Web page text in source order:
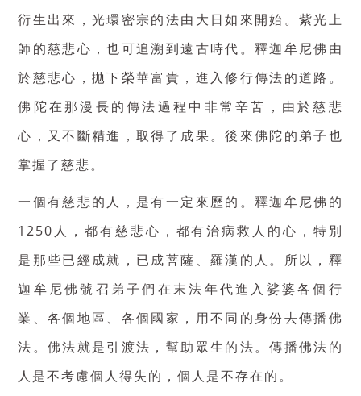
衍生出來，光環密宗的法由大日如來開始。紫光上
師的慈悲心，也可追溯到遠古時代。釋迦牟尼佛由
於慈悲心，拋下榮華富貴，進入修行傳法的道路。
佛陀在那漫長的傳法過程中非常辛苦，由於慈悲
心，又不斷精進，取得了成果。後來佛陀的弟子也
掌握了慈悲。
一個有慈悲的人，是有一定來歷的。釋迦牟尼佛的
1250人，都有慈悲心，都有治病救人的心，特別
是那些已經成就，已成菩薩、羅漢的人。所以，釋
迦牟尼佛號召弟子們在末法年代進入娑婆各個行
業、各個地區、各個國家，用不同的身份去傳播佛
法。佛法就是引渡法，幫助眾生的法。傳播佛法的
人是不考慮個人得失的，個人是不存在的。